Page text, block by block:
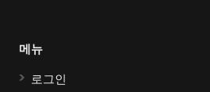
메뉴
로그인